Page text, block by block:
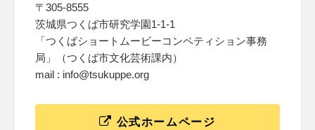
〒305-8555
茨城県つくば市研究学園1-1-1
「つくばショートムービーコンペティション事務
局」（つくば市文化芸術課内）
mail : info@tsukuppe.org
公式ホームページ